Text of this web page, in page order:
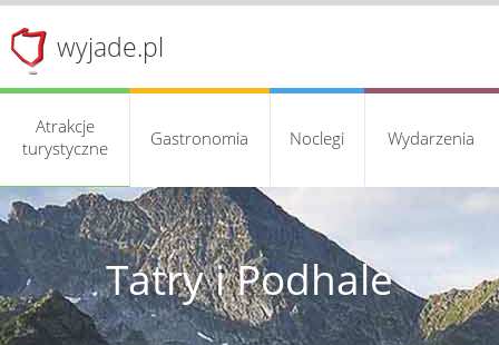
wyjade.pl
Atrakcje
turystyczne
Gastronomia Noclegi Wydarzenia
Tatry i Podhale